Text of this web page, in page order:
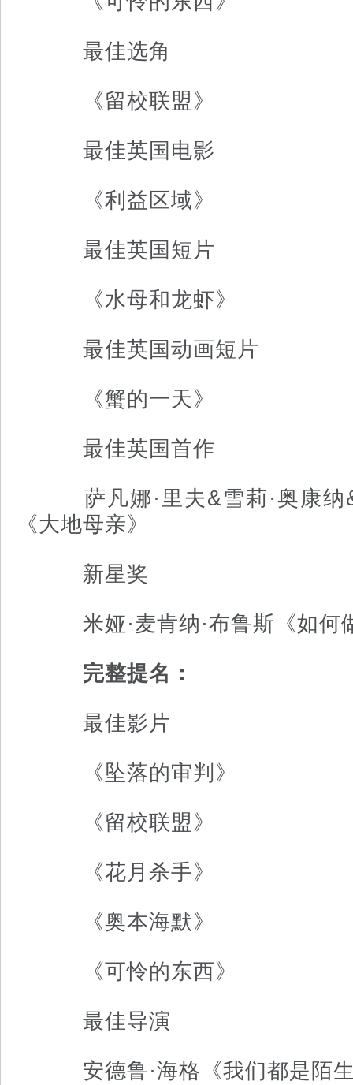
最佳选角
《留校联盟》
最佳英国电影
《利益区域》
最佳英国短片
《水母和龙虾》
最佳英国动画短片
《蟹的一天》
最佳英国首作
萨凡娜·里夫&雪莉·奥康纳
《大地母亲》
新星奖
米娅·麦肯纳·布鲁斯《如何
完整提名：
最佳影片
《坠落的审判》
《留校联盟》
《花月杀手》
《奥本海默》
《可怜的东西》
最佳导演
安德鲁·海格《我们都是陌